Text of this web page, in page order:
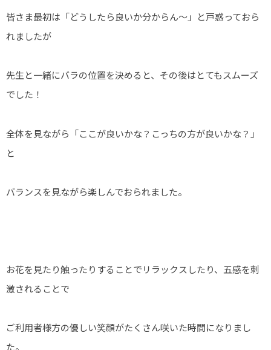
皆さま最初は「どうしたら良いか分からん～」と戸惑っておら
れましたが
先生と一緒にバラの位置を決めると、その後はとてもスムーズ
でした！
全体を見ながら「ここが良いかな？こっちの方が良いかな？」
と
バランスを見ながら楽しんでおられました。
お花を見たり触ったりすることでリラックスしたり、五感を刺
激されることで
ご利用者様方の優しい笑顔がたくさん咲いた時間になりまし
た。